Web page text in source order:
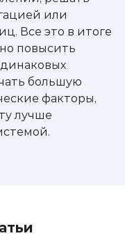
или
Все это в итоге
повысить
большую
факторы,
лучше